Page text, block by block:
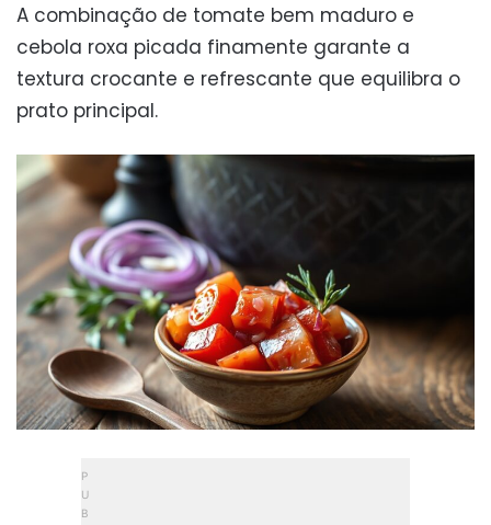
A combinação de tomate bem maduro e
cebola roxa picada finamente garante a
textura crocante e refrescante que equilibra o
prato principal.